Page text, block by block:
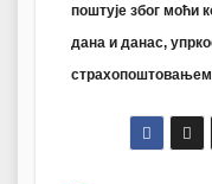
поштује због моћи
дана и данас,
страхопоштовањем